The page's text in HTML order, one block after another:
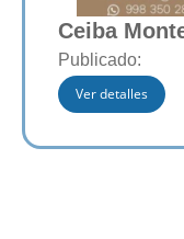
Ceiba
Publicado:
Ver detalles